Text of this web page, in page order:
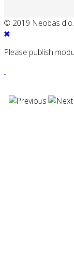
© 2019 Neobas
Please publish